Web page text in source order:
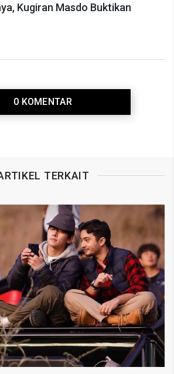
Kugiran Masdo Buktikan
0 KOMENTAR
TERKAIT